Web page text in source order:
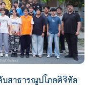
บสาธารณูปโภคดิจิทัล